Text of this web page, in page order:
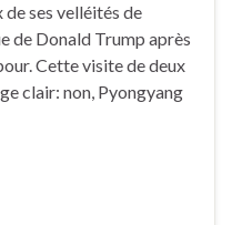
de ses velléités de
de Donald Trump après
Cette visite de deux
clair: non, Pyongyang